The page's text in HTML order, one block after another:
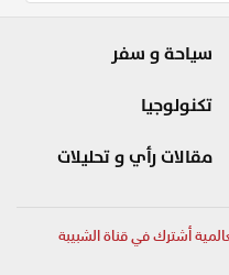
سياحة و سفر
تكنولوجيا
مقالات رأي و تحليلات
أشترك في قناة الشبيبة